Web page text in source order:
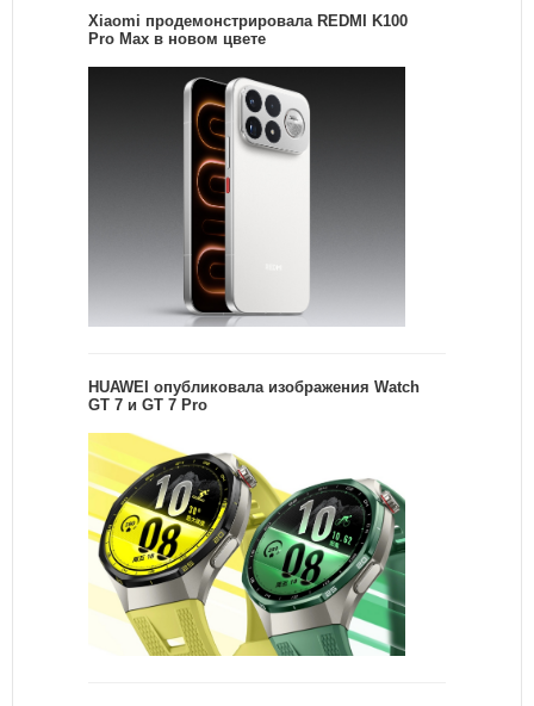
Xiaomi продемонстрировала REDMI K100
Pro Max в новом цвете
HUAWEI опубликовала изображения Watch
GT 7 и GT 7 Pro